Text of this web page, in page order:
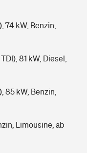
74 kW, Benzin,
81 kW, Diesel,
85 kW, Benzin,
Limousine, ab